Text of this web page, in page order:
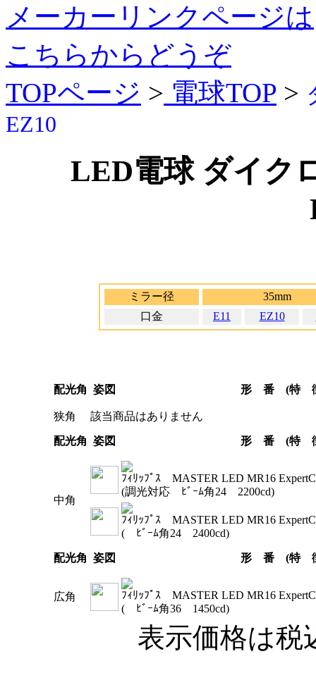
メーカーリンクページは
こちらからどうぞ
TOPページ > 電球TOP >
EZ10
LED電球 ダイク
ミラー径
35mm
口金
E11 EZ10
配光角 姿図 形 番 (特
狭角 該当商品はありません
配光角 姿図 形 番 (特
中角
ﾌｨﾘｯﾌﾟｽ MASTER LED MR16
(調光対応 ﾋﾞｰﾑ角24 2200cd)
ﾌｨﾘｯﾌﾟｽ MASTER LED MR16
( ﾋﾞｰﾑ角24 2400cd)
配光角 姿図 形 番 (特
広角
ﾌｨﾘｯﾌﾟｽ MASTER LED MR16
( ﾋﾞｰﾑ角36 1450cd)
表示価格は税